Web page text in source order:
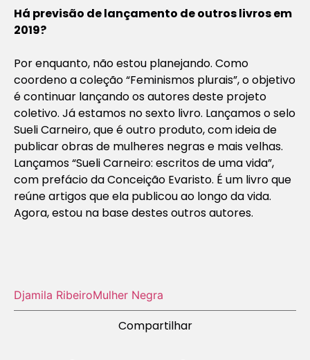
Há previsão de lançamento de outros livros em
2019?
Por enquanto, não estou planejando. Como
coordeno a coleção “Feminismos plurais”, o objetivo
é continuar lançando os autores deste projeto
coletivo. Já estamos no sexto livro. Lançamos o selo
Sueli Carneiro, que é outro produto, com ideia de
publicar obras de mulheres negras e mais velhas.
Lançamos “Sueli Carneiro: escritos de uma vida”,
com prefácio da Conceição Evaristo. É um livro que
reúne artigos que ela publicou ao longo da vida.
Agora, estou na base destes outros autores.
Djamila RibeiroMulher Negra
Compartilhar